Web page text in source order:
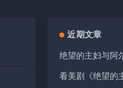
近期文章
绝望的主妇与阿
看美剧《绝望的